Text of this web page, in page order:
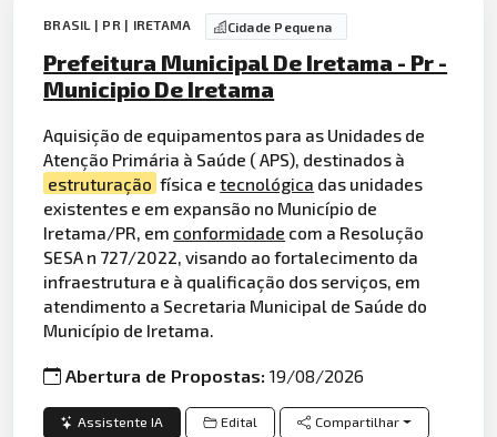
BRASIL | PR | IRETAMA Cidade Pequena
Prefeitura Municipal De Iretama - Pr -
Municipio De Iretama
Aquisição de equipamentos para as Unidades de
Atenção Primária à Saúde ( APS), destinados à
estruturação física etecnológica das unidades
existentes e em expansão no Município de
Iretama/PR, em conformidade com a Resolução
SESA n 727/2022, visando ao fortalecimento da
infraestrutura e à qualificação dos serviços, em
atendimento a Secretaria Municipal de Saúde do
Município de Iretama.
Abertura de Propostas:19/08/2026
Assistente IA Edital Compartilhar